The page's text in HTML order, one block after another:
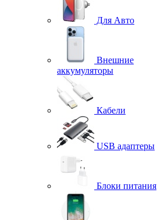
Для Авто
Внешние
аккумуляторы
Кабели
USB адаптеры
Блоки питания